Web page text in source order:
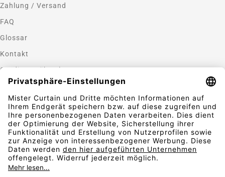
Zahlung / Versand
FAQ
Glossar
Kontakt
Gardinen nähen lassen
Zahlungsmethoden
Sicherheit